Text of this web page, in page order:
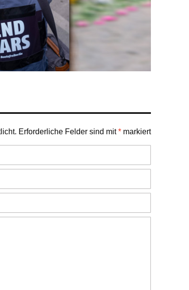
Erforderliche Felder sind mit* markiert